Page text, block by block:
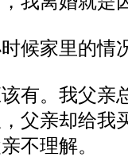
候家里的情
有。我父亲
父亲却给我
不理解。